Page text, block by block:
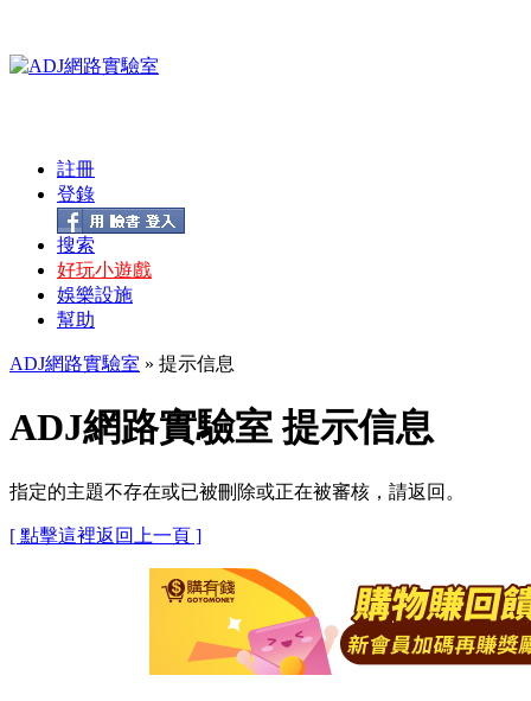
註冊
登錄
搜索
好玩小遊戲
娛樂設施
幫助
ADJ網路實驗室 » 提示信息
ADJ網路實驗室 提示信息
指定的主題不存在或已被刪除或正在被審核，請返回。
[ 點擊這裡返回上一頁 ]